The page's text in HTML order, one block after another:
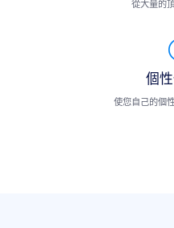
從大量的
個
使您自己的個